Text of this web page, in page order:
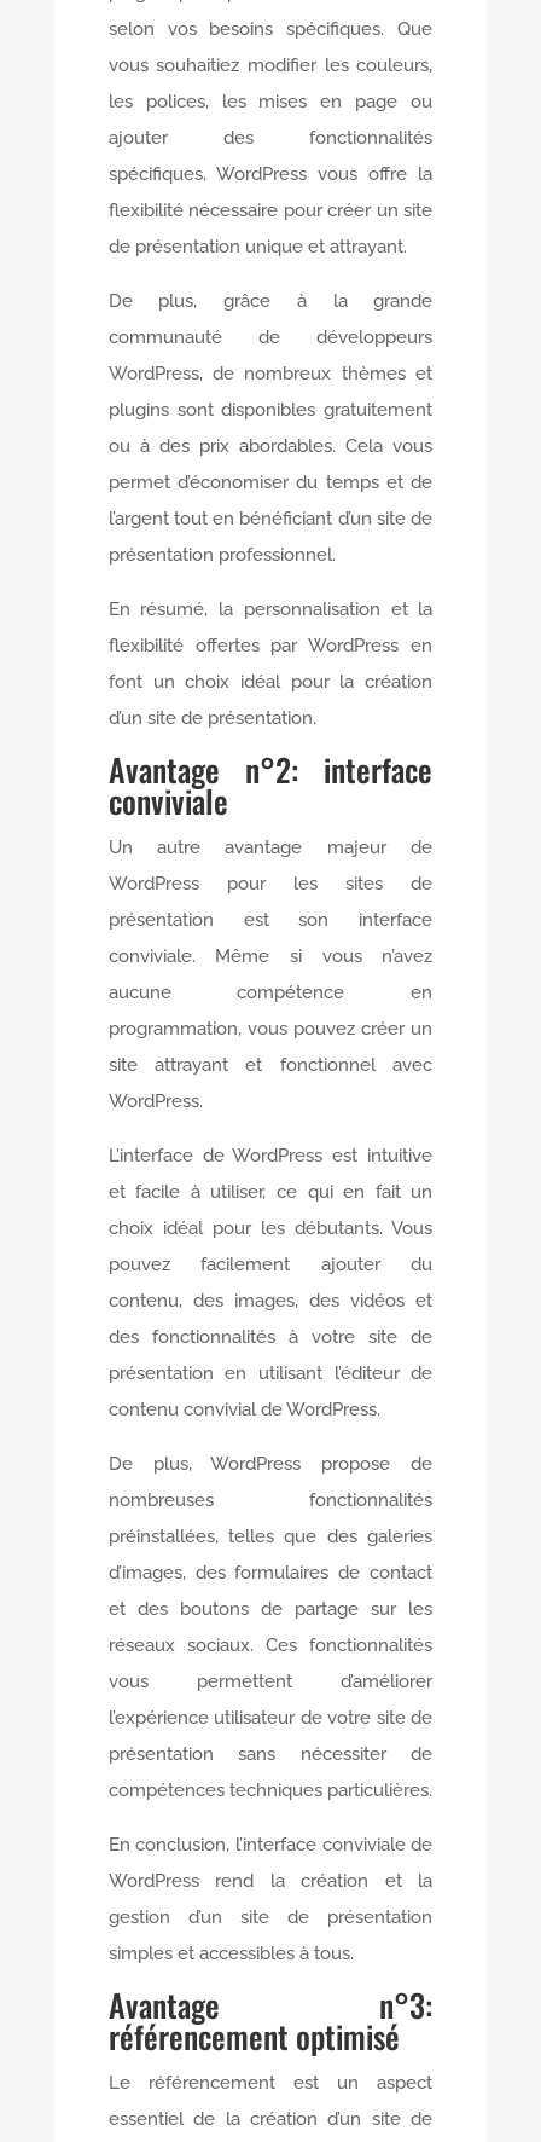
selon vos besoins spécifiques. Que
vous souhaitiez modifier les couleurs,
les polices, les mises en page ou
ajouter des fonctionnalités
spécifiques, WordPress vous offre la
flexibilité nécessaire pour créer un site
de présentation unique et attrayant.
De plus, grâce à la grande
communauté de développeurs
WordPress, de nombreux thèmes et
plugins sont disponibles gratuitement
ou à des prix abordables. Cela vous
permet d’économiser du temps et de
l’argent tout en bénéficiant d’un site de
présentation professionnel.
En résumé, la personnalisation et la
flexibilité offertes par WordPress en
font un choix idéal pour la création
d’un site de présentation.
Avantage n°2: interface
conviviale
Un autre avantage majeur de
WordPress pour les sites de
présentation est son interface
conviviale. Même si vous n’avez
aucune compétence en
programmation, vous pouvez créer un
site attrayant et fonctionnel avec
WordPress.
L’interface de WordPress est intuitive
et facile à utiliser, ce qui en fait un
choix idéal pour les débutants. Vous
pouvez facilement ajouter du
contenu, des images, des vidéos et
des fonctionnalités à votre site de
présentation en utilisant l’éditeur de
contenu convivial de WordPress.
De plus, WordPress propose de
nombreuses fonctionnalités
préinstallées, telles que des galeries
d’images, des formulaires de contact
et des boutons de partage sur les
réseaux sociaux. Ces fonctionnalités
vous permettent d’améliorer
l’expérience utilisateur de votre site de
présentation sans nécessiter de
compétences techniques particulières.
En conclusion, l’interface conviviale de
WordPress rend la création et la
gestion d’un site de présentation
simples et accessibles à tous.
Avantage n°3:
référencement optimisé
Le référencement est un aspect
essentiel de la création d’un site de